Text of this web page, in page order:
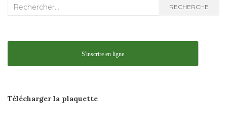
Recherche
RECHERCHE
S'inscrire en ligne
Télécharger la plaquette